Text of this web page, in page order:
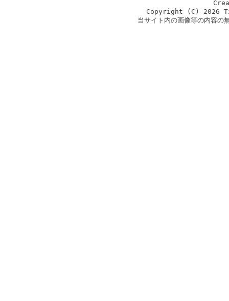
Copyright (C) 2026
当サイト内の画像等の内容の